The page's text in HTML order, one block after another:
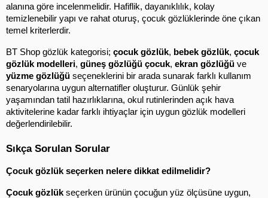
alanına göre incelenmelidir. Hafiflik, dayanıklılık, kolay
temizlenebilir yapı ve rahat oturuş, çocuk gözlüklerinde öne çıkan
temel kriterlerdir.
BT Shop gözlük kategorisi; çocuk gözlük, bebek gözlük, çocuk
gözlük modelleri, güneş gözlüğü çocuk, ekran gözlüğü
yüzme gözlüğü seçeneklerini bir arada sunarak farklı kullanım
senaryolarına uygun alternatifler oluşturur. Günlük şehir
yaşamından tatil hazırlıklarına, okul rutinlerinden açık hava
aktivitelerine kadar farklı ihtiyaçlar için uygun gözlük modelleri
değerlendirilebilir.
Sıkça Sorulan Sorular
Çocuk gözlük seçerken nelere dikkat edilmelidir?
Çocuk gözlük seçerken ürünün çocuğun yüz ölçüsüne uygun,